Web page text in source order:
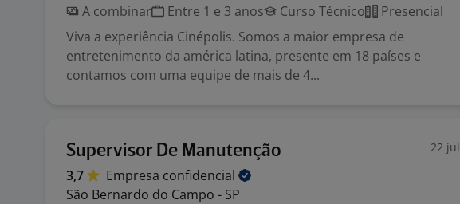
A combinar
Entre 1 e 3 anos Curso Técnico
Presencial
Viva a experiência Cinépolis. Somos a maior empresa de
entretenimento da américa latina, presente em 18 países e
contamos com uma equipe de mais de 4...
Supervisor De Manutenção 22 jul
3,7 Empresa confidencial
São Bernardo do Campo - SP